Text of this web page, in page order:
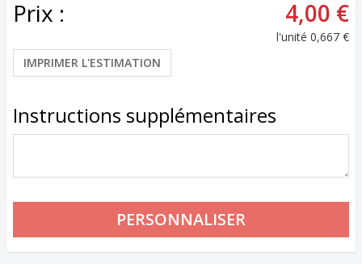
Prix : 4,00 €
l'unité 0,667 €
IMPRIMER L'ESTIMATION
Instructions supplémentaires